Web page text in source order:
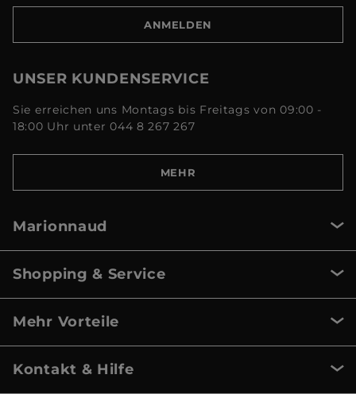
ANMELDEN
UNSER KUNDENSERVICE
Sie erreichen uns Montags bis Freitags von 09:00 -
18:00 Uhr unter 044 8 267 267
MEHR
Marionnaud
Shopping & Service
Mehr Vorteile
Kontakt & Hilfe